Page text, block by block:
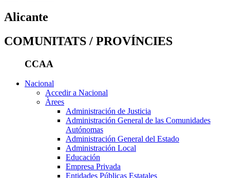
Alicante
COMUNITATS / PROVÍNCIES
CCAA
Nacional
Accedir a Nacional
Àrees
Administración de Justicia
Administración General de las Comunidades
Autónomas
Administración General del Estado
Administración Local
Educación
Empresa Privada
Entidades Públicas Estatales